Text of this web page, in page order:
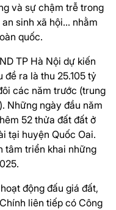
và sự chậm trễ trong
sinh xã hội... nhằm
quốc.
TP Hà Nội dự kiến
ra là thu 25.105 tỷ
các năm trước (trung
Những ngày đầu năm
52 thửa đất đất ở
tại huyện Quốc Oai.
tâm triển khai những
động đấu giá đất,
liên tiếp có Công